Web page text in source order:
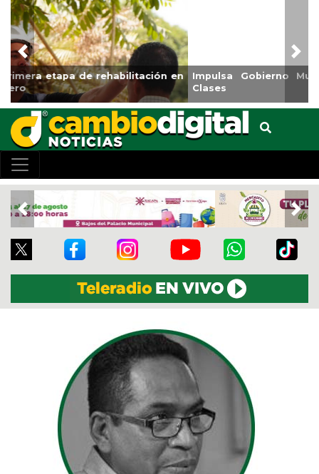
Impulsa Gobierno Municipal Expo Venta Regreso a
Clases
Previous
Previous